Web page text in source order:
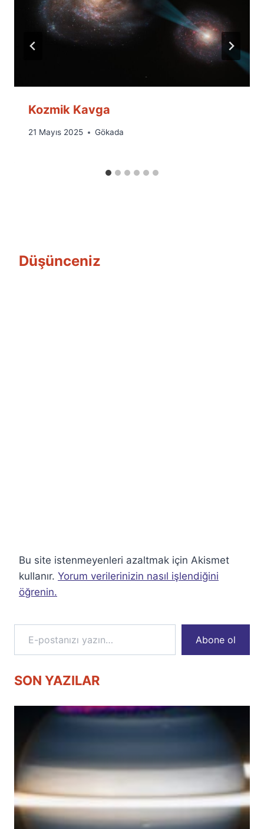
Kozmik Kavga
By
21 Mayıs 2025 Gökada
Düşünceniz
Bu site istenmeyenleri azaltmak için Akismet
kullanır. Yorum verilerinizin nasıl işlendiğini
öğrenin.
E-postanızı yazın…
Abone ol
SON YAZILAR